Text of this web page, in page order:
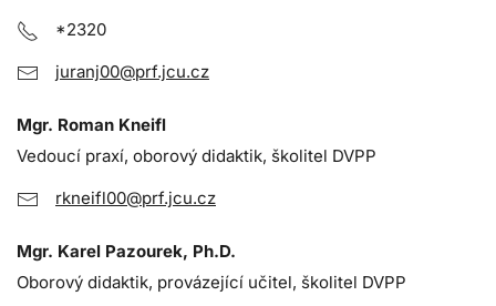
*2320
juranj00@prf.jcu.cz
Mgr. Roman Kneifl
Vedoucí praxí, oborový didaktik, školitel DVPP
rkneifl00@prf.jcu.cz
Mgr. Karel Pazourek, Ph.D.
Oborový didaktik, provázející učitel, školitel DVPP